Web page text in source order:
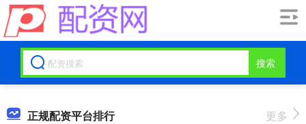
搜索
正规配资平台排行 更多